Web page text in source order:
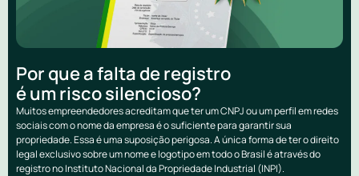
Por que a falta de registro
é um risco silencioso?
Muitos empreendedores acreditam que ter um CNPJ ou um perfil em redes
sociais com o nome da empresa é o suficiente para garantir sua
propriedade. Essa é uma suposição perigosa. A única forma de ter o direito
legal exclusivo sobre um nome e logotipo em todo o Brasil é através do
registro no Instituto Nacional da Propriedade Industrial (INPI).